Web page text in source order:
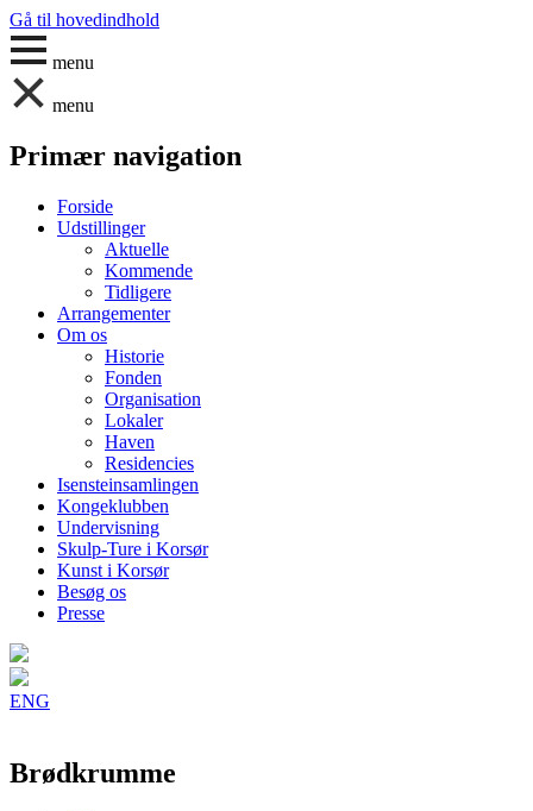
Gå til hovedindhold
menu
menu
Primær navigation
Forside
Udstillinger
Aktuelle
Kommende
Tidligere
Arrangementer
Om os
Historie
Fonden
Organisation
Lokaler
Haven
Residencies
Isensteinsamlingen
Kongeklubben
Undervisning
Skulp-Ture i Korsør
Kunst i Korsør
Besøg os
Presse
ENG
Brødkrumme